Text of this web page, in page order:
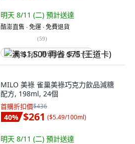
明天 8/11 (二) 預計送達
酷澎直售 ∙ 免運 ∙ 免費退貨
(59)
满 $1,500 再省 $75 (王道卡)
MILO 美祿 雀巢美祿巧克力飲品減糖
配方, 198ml, 24個
首購折扣價$436
40% $261 ($5.49/100ml)
明天 8/11 (二) 預計送達